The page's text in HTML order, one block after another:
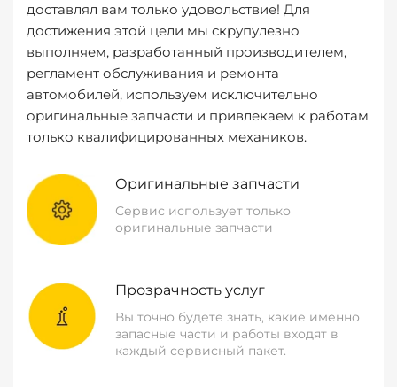
доставлял вам только удовольствие! Для
достижения этой цели мы скрупулезно
выполняем, разработанный производителем,
регламент обслуживания и ремонта
автомобилей, используем исключительно
оригинальные запчасти и привлекаем к работам
только квалифицированных механиков.
Оригинальные запчасти
Сервис использует только
оригинальные запчасти
Прозрачность услуг
Вы точно будете знать, какие именно
запасные части и работы входят в
каждый сервисный пакет.